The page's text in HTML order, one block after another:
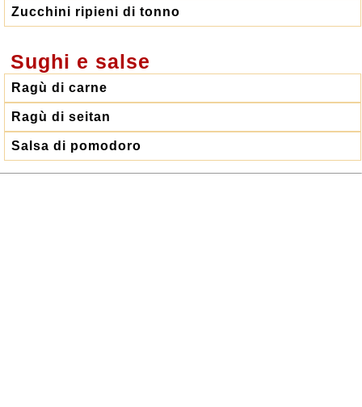
Zucchini ripieni di tonno
Sughi e salse
Ragù di carne
Ragù di seitan
Salsa di pomodoro